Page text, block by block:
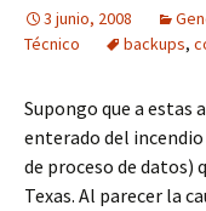
3 junio, 2008
Técnico
backups,
Supongo que a estas
enterado del incendio
de proceso de datos)
Texas. Al parecer la